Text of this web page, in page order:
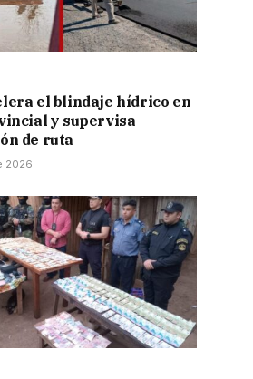
el blindaje hídrico en
y supervisa
de ruta
2026